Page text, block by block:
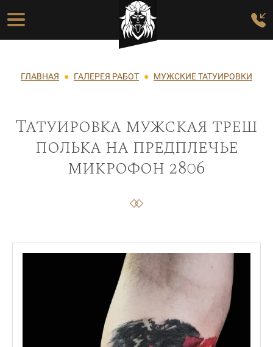
Перейти к основному содержанию
Основная навигация
Строка навигации
ГЛАВНАЯ ГАЛЕРЕЯ РАБОТ МУЖСКИЕ ТАТУИРОВКИ
Татуировка мужская треш
полька на предплечье
микрофон 2806